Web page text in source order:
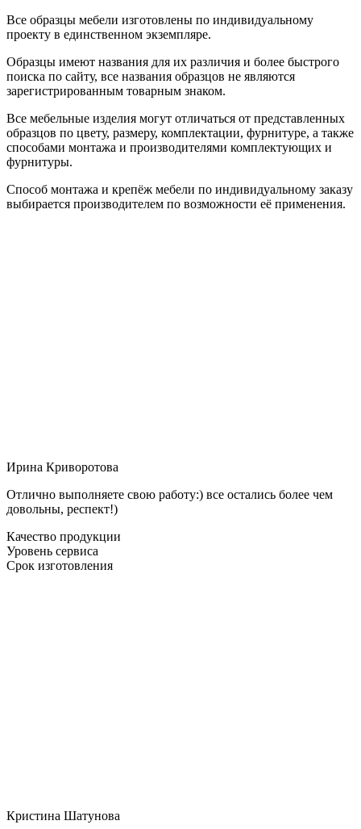
Все образцы мебели изготовлены по индивидуальному
проекту в единственном экземпляре.
Образцы имеют названия для их различия и более быстрого
поиска по сайту, все названия образцов не являются
зарегистрированным товарным знаком.
Все мебельные изделия могут отличаться от представленных
образцов по цвету, размеру, комплектации, фурнитуре, а также
способами монтажа и производителями комплектующих и
фурнитуры.
Способ монтажа и крепёж мебели по индивидуальному заказу
выбирается производителем по возможности её применения.
Ирина Криворотова
Отлично выполняете свою работу:) все остались более чем
довольны, респект!)
Качество продукции
Уровень сервиса
Срок изготовления
Кристина Шатунова